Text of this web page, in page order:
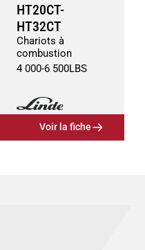
HT20CT-
HT32CT
Chariots à
combustion
4 000-6 500LBS
Voir la fiche